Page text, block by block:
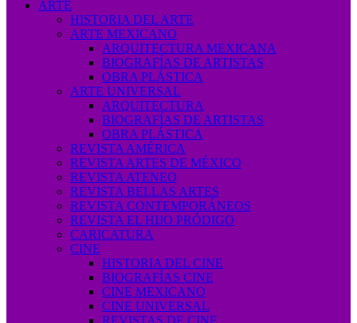
ARTE
HISTORIA DEL ARTE
ARTE MEXICANO
ARQUITECTURA MEXICANA
BIOGRAFÍAS DE ARTISTAS
OBRA PLÁSTICA
ARTE UNIVERSAL
ARQUITECTURA
BIOGRAFÍAS DE ARTISTAS
OBRA PLÁSTICA
REVISTA AMÉRICA
REVISTA ARTES DE MÉXICO
REVISTA ATENEO
REVISTA BELLAS ARTES
REVISTA CONTEMPORÁNEOS
REVISTA EL HIJO PRÓDIGO
CARICATURA
CINE
HISTORIA DEL CINE
BIOGRAFÍAS CINE
CINE MEXICANO
CINE UNIVERSAL
REVISTAS DE CINE